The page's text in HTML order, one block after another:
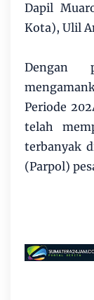
Dapil
Kota), Ulil
Dengan
Periode
telah
terbanyak
(Parpol)